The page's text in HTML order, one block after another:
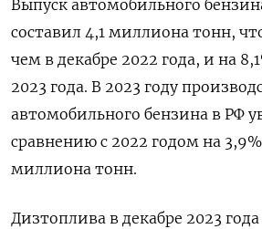
Выпуск автомобильного
составил 4,1 миллиона тонн,
чем в декабре 2022 года, и на
2023 года. В 2023 году
автомобильного бензина в РФ
сравнению с 2022 годом на
миллиона тонн.
Дизтоплива в декабре 2023